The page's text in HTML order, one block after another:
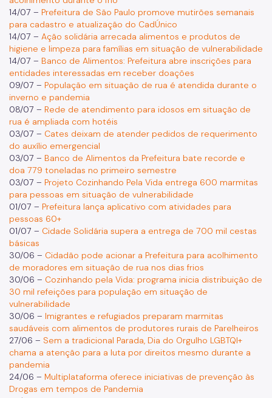
14/07 – Prefeitura de São Paulo promove mutirões semanais
para cadastro e atualização do CadÚnico
14/07 – Ação solidária arrecada alimentos e produtos de
higiene e limpeza para famílias em situação de vulnerabilidade
14/07 – Banco de Alimentos: Prefeitura abre inscrições para
entidades interessadas em receber doações
09/07 – População em situação de rua é atendida durante o
inverno e pandemia
08/07 – Rede de atendimento para idosos em situação de
rua é ampliada com hotéis
03/07 – Cates deixam de atender pedidos de requerimento
do auxílio emergencial
03/07 – Banco de Alimentos da Prefeitura bate recorde e
doa 779 toneladas no primeiro semestre
03/07 – Projeto Cozinhando Pela Vida entrega 600 marmitas
para pessoas em situação de vulnerabilidade
01/07 – Prefeitura lança aplicativo com atividades para
pessoas 60+
01/07 – Cidade Solidária supera a entrega de 700 mil cestas
básicas
30/06 – Cidadão pode acionar a Prefeitura para acolhimento
de moradores em situação de rua nos dias frios
30/06 – Cozinhando pela Vida: programa inicia distribuição de
30 mil refeições para população em situação de
vulnerabilidade
30/06 – Imigrantes e refugiados preparam marmitas
saudáveis com alimentos de produtores rurais de Parelheiros
27/06 – Sem a tradicional Parada, Dia do Orgulho LGBTQI+
chama a atenção para a luta por direitos mesmo durante a
pandemia
24/06 – Multiplataforma oferece iniciativas de prevenção às
Drogas em tempos de Pandemia